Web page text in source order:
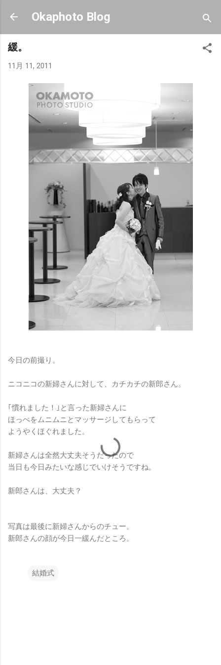
スキップしてメイン コンテンツに移動
Okaphoto Blog
緩。
11月 11, 2011
今日の前撮り。
ニコニコの新婦さんに対して、カチカチの新郎さん。
｢慣れました！｣と言った新婦さんに
ほっぺをムニムニとマッサージしてもらって
ようやくほぐれました。
新婦さんは全然大丈夫そうだったので
当日も今日みたいな感じでいけそうですね。
新郎さんは、大丈夫？
写真は最後に新婦さんからのチュー。
新郎さんの顔が今日一緩んだところ。
結婚式